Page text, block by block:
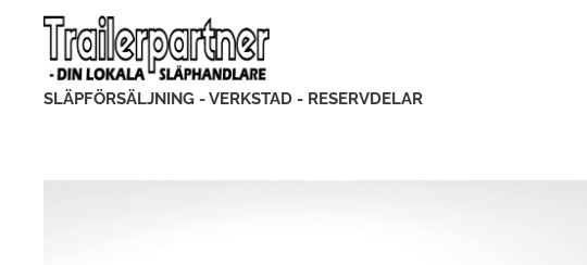
SLÄPFÖRSÄLJNING - VERKSTAD - RESERVDELAR